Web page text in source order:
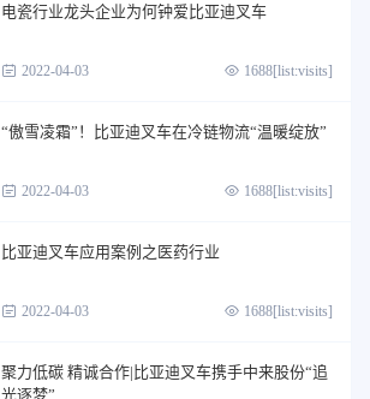
电瓷行业龙头企业为何钟爱比亚迪叉车
2022-04-03 1688[list:visits]
“傲雪凌霜”！比亚迪叉车在冷链物流“温暖绽放”
2022-04-03 1688[list:visits]
比亚迪叉车应用案例之医药行业
2022-04-03 1688[list:visits]
聚力低碳 精诚合作|比亚迪叉车携手中来股份“追
光逐梦”